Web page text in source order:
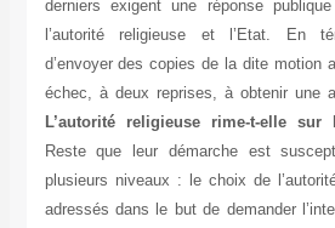
derniers exigent une réponse
l’autorité religieuse et l’Etat. En
d’envoyer des copies de la dite motion
échec, à deux reprises, à obtenir une
L’autorité religieuse rime-t-elle sur
Reste que leur démarche est
plusieurs niveaux : le choix de
adressés dans le but de demander